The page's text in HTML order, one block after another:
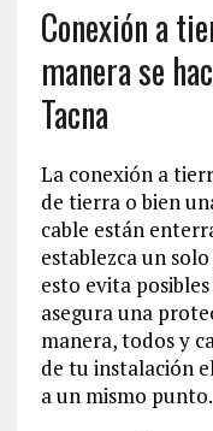
Conexión a
manera se
Tacna
La conexión a
de tierra o bien
cable están
establezca un
esto evita
asegura una
manera, todos y
de tu instalación
a un mismo punto.